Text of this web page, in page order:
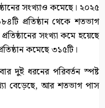
সংখ্যাও কমেছে। ২০২৫
প্রতিষ্ঠান থেকে শতভাগ
সংখ্যা কমে হয়েছে
কমেছে ৩১৫টি।
দুই ধরনের পরিবর্তন স্পষ্ট
বেড়েছে, আর শতভাগ পাস